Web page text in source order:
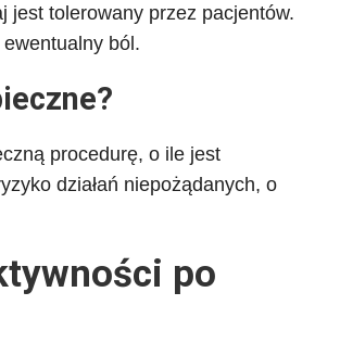
jest tolerowany przez pacjentów.
ból.
procedurę, o ile jest
działań niepożądanych, o
po